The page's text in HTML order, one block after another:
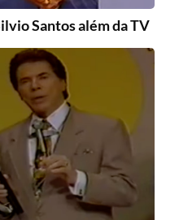
Santos além da TV